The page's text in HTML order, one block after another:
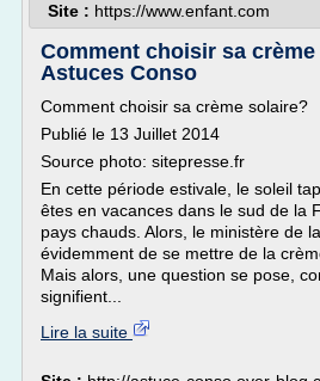
Site : https://www.enfant.com
Comment choisir sa
Astuces Conso
Comment choisir sa crème solaire?
Publié le 13 Juillet 2014
Source photo: sitepresse.fr
En cette période estivale, le soleil
êtes en vacances dans le sud de la
pays chauds. Alors, le ministère de
évidemment de se mettre de la
Mais alors, une question se pose,
signifient...
Lire la suite